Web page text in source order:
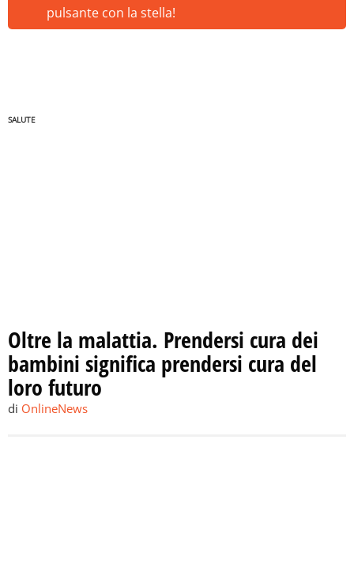
pulsante con la stella!
SALUTE
Oltre la malattia. Prendersi cura dei
bambini significa prendersi cura del
loro futuro
di OnlineNews